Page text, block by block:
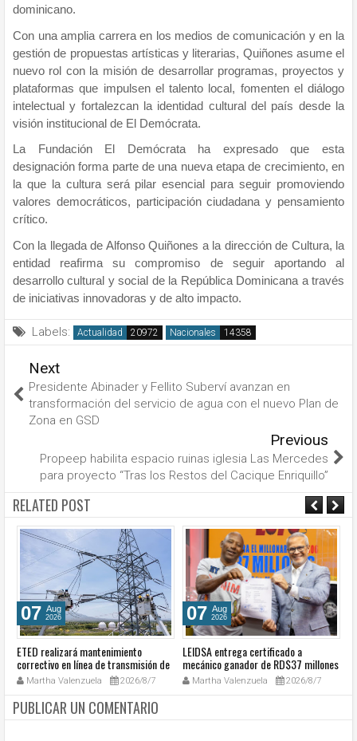
dominicano.
Con una amplia carrera en los medios de comunicación y en la
gestión de propuestas artísticas y literarias, Quiñones asume el
nuevo rol con la misión de desarrollar programas, proyectos y
plataformas que impulsen el talento local, fomenten el diálogo
intelectual y fortalezcan la identidad cultural del país desde la
visión institucional de El Demócrata.
La Fundación El Demócrata ha expresado que esta
designación forma parte de una nueva etapa de crecimiento, en
la que la cultura será pilar esencial para seguir promoviendo
valores democráticos, participación ciudadana y pensamiento
crítico.
Con la llegada de Alfonso Quiñones a la dirección de Cultura, la
entidad reafirma su compromiso de seguir aportando al
desarrollo cultural y social de la República Dominicana a través
de iniciativas innovadoras y de alto impacto.
Labels: Actualidad Nacionales
Next
Presidente Abinader y Fellito Suberví avanzan en
transformación del servicio de agua con el nuevo Plan de
Zona en GSD
Previous
Propeep habilita espacio ruinas iglesia Las Mercedes
para proyecto “Tras los Restos del Cacique Enriquillo”
RELATED POST
07 Aug
2026
ETED realizará mantenimiento
correctivo en línea de transmisión de
la región Sur
Martha Valenzuela 2026/8/7
07 Aug
2026
LEIDSA entrega certificado a
mecánico ganador de RD$37 millones
con el Loto
Martha Valenzuela 2026/8/7
PUBLICAR UN COMENTARIO